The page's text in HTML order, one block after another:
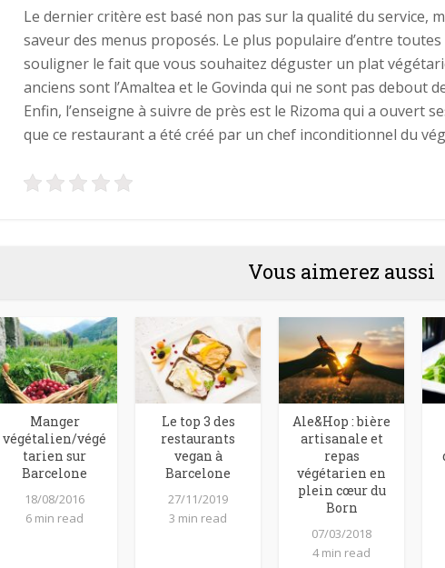
Le dernier critère est basé non pas sur la qualité du service,
saveur des menus proposés. Le plus populaire d’entre
souligner le fait que vous souhaitez déguster un plat
anciens sont l’Amaltea et le Govinda qui ne sont pas debout
Enfin, l’enseigne à suivre de près est le Rizoma qui a ouvert
que ce restaurant a été créé par un chef inconditionnel du
Vous aimerez aussi
Manger
végétalien/végé
tarien sur
Barcelone
18/08/2016
6 min read
Le top 3 des
restaurants
vegan à
Barcelone
27/11/2019
3 min read
Ale&Hop : bière
artisanale et
repas
végétarien en
plein cœur du
Born
07/03/2018
4 min read